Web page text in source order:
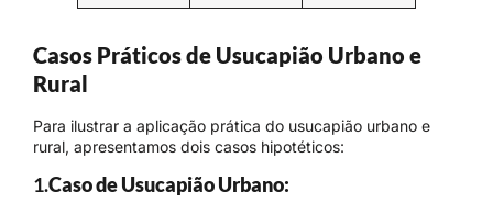
Casos Práticos de Usucapião Urbano e
Rural
Para ilustrar a aplicação prática do usucapião urbano e
rural, apresentamos dois casos hipotéticos:
1.Caso de Usucapião Urbano: